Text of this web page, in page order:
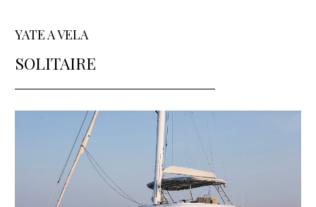
YATE A VELA
SOLITAIRE